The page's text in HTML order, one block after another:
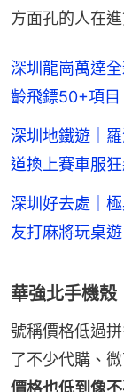
方面孔的人在進
深圳龍崗萬達
齡飛鏢50+項目
深圳地鐵遊｜
道換上賽車服
深圳好去處｜
友打麻將玩桌遊
華強北手機
號稱價格低過
了不少代購、
價格也低到像不